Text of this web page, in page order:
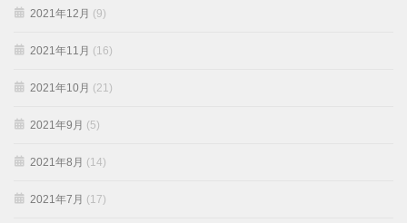
2021年12月 (9)
2021年11月 (16)
2021年10月 (21)
2021年9月 (5)
2021年8月 (14)
2021年7月 (17)